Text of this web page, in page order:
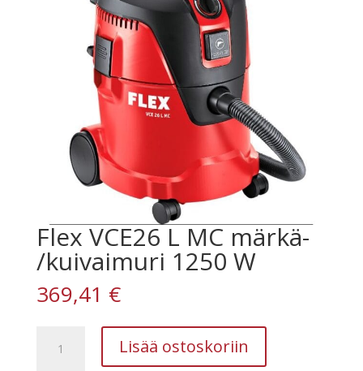
Flex VCE26 L MC märkä-
/kuivaimuri 1250 W
369,41 €
VCE26
Lisää ostoskoriin